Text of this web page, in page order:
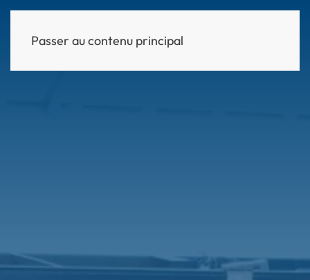
Passer au contenu principal